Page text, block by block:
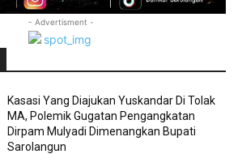
- Advertisment -
Kasasi Yang Diajukan Yuskandar Di Tolak
MA, Polemik Gugatan Pengangkatan
Dirpam Mulyadi Dimenangkan Bupati
Sarolangun